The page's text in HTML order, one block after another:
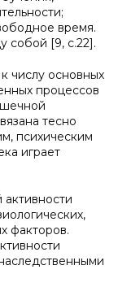
время.
собой [9, с.22].
числу основных
процессов
тесно
психическим
играет
активности
факторов.